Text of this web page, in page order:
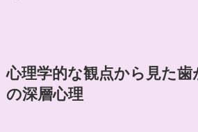
心理学的な観点から見た
の深層心理